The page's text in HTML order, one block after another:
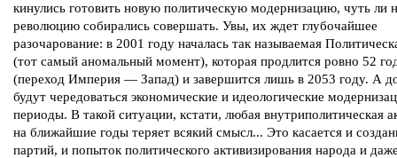
кинулись готовить новую политическую модернизацию, чуть ли
революцию собирались совершать. Увы, их ждет глубочайшее
разочарование: в 2001 году началась так называемая
(тот самый аномальный момент), которая продлится ровно 52
(переход Империя — Запад) и завершится лишь в 2053 году. А
будут чередоваться экономические и идеологические
периоды. В такой ситуации, кстати, любая внутриполитическая
на ближайшие годы теряет всякий смысл... Это касается и
партий, и попыток политического активизирования народа и